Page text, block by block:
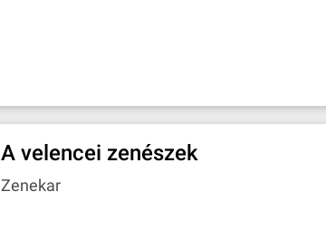
A velencei zenészek
Zenekar